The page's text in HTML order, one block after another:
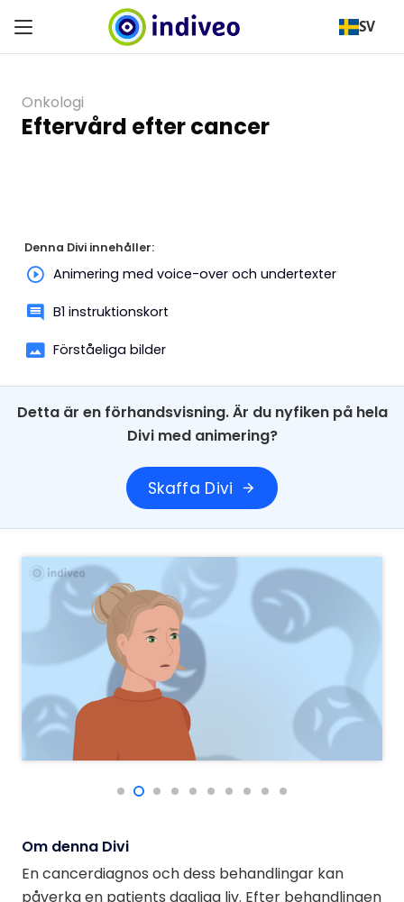
SV
Onkologi
Eftervård efter cancer
Denna Divi innehåller:
Animering med voice-over och undertexter
B1 instruktionskort
Förståeliga bilder
Detta är en förhandsvisning. Är du nyfiken på hela
Divi med animering?
Skaffa Divi arrow_forward
Om denna Divi
En cancerdiagnos och dess behandlingar kan
påverka en patients dagliga liv. Efter behandlingen